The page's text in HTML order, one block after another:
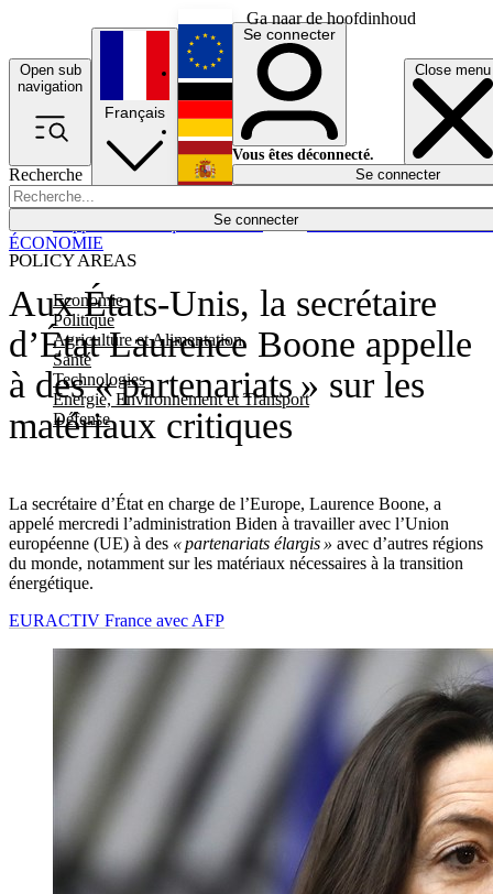
Ga naar de hoofdinhoud
Open sub
navigation
Close menu
Recherche
Se connecter
POLICY AREAS
Economie
Politique
Agriculture et Alimentation
Santé
Technologies
Energie, Environnement et Transport
Défense
Économie
Français
English
Deutsch
Español
Se connecter
Vous êtes déconnecté.
Se connecter
Aux États-Unis, la secrétaire
d’État Laurence Boone appelle
à des « partenariats » sur les
matériaux critiques
La secrétaire d’État en charge de l’Europe, Laurence Boone, a
appelé mercredi l’administration Biden à travailler avec l’Union
européenne (UE) à des « partenariats élargis » avec d’autres régions
du monde, notamment sur les matériaux nécessaires à la transition
énergétique.
ÉCONOMIE
EURACTIV France avec AFP